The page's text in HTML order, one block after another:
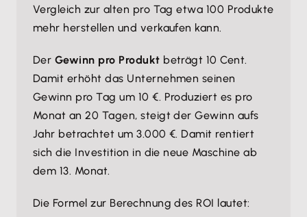
Vergleich zur alten pro Tag etwa 100 Produkte
mehr herstellen und verkaufen kann.
Der Gewinn pro Produkt beträgt 10 Cent.
Damit erhöht das Unternehmen seinen
Gewinn pro Tag um 10 €. Produziert es pro
Monat an 20 Tagen, steigt der Gewinn aufs
Jahr betrachtet um 3.000 €. Damit rentiert
sich die Investition in die neue Maschine ab
dem 13. Monat.
Die Formel zur Berechnung des ROI lautet: